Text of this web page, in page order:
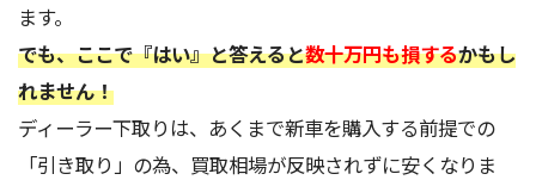
ます。
でも、ここで『はい』と答えると数十万円も損するかもし
れません！
ディーラー下取りは、あくまで新車を購入する前提での
「引き取り」の為、買取相場が反映されずに安くなりま